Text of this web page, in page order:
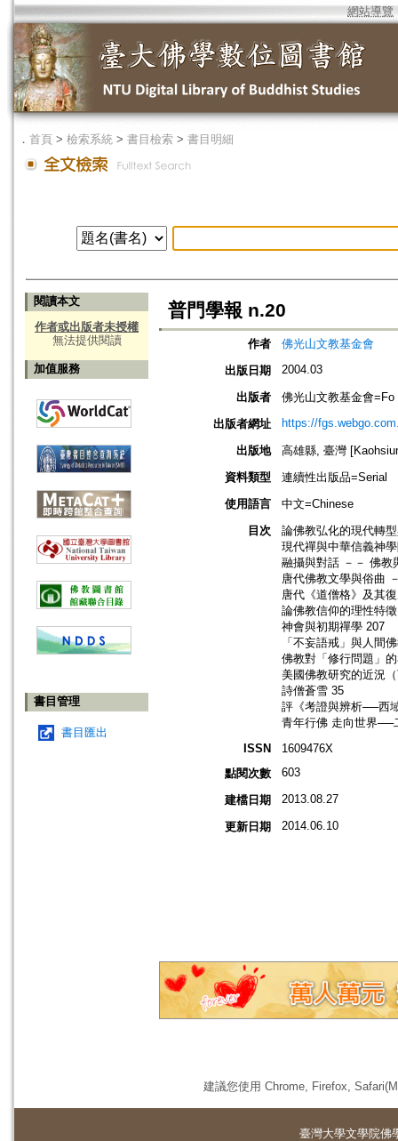
網站導覽
． 首頁 > 檢索系統 > 書目檢索 > 書目明細
閱讀本文
作者或出版者未授權
無法提供閱讀
加值服務
書目管理
書目匯出
普門學報 n.20
作者
佛光山文教基金會
出版日期
2004.03
出版者
佛光山文教基金會
出版者網址
https://
出版地
高雄縣, 臺灣
資料類型
連續性出版品=Serial
使用語言
中文=Chinese
目次
論佛教弘化的現代轉
現代禪與中華信義神
融攝與對話 －－ 佛教
唐代佛教文學與俗曲
唐代《道僧格》及其
論佛教信仰的理性特
神會與初期禪學 207
「不妄語戒」與人間
佛教對「修行問題」
美國佛教研究的近況
詩僧蒼雪 35
評《考證與辨析──西
青年行佛 走向世界──
ISSN
1609476X
點閱次數
603
建檔日期 2013.08.27
更新日期 2014.06.10
建議您使用 Chrome, Firefox,
臺灣大學文學院佛